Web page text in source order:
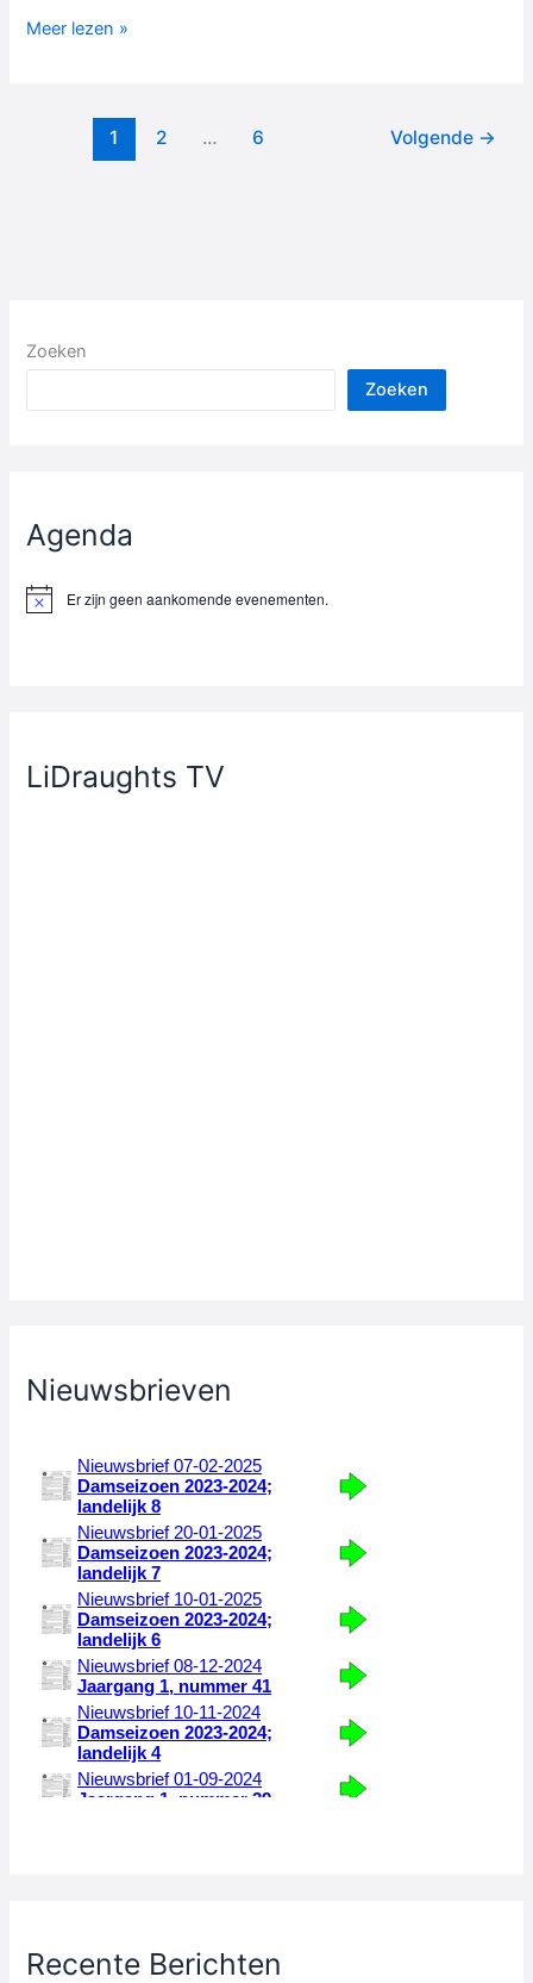
Drukbezocht
Meer lezen »
1 2 … 6 Volgende →
Zoeken
Zoeken
Agenda
B
Er zijn geen aankomende evenementen.
LiDraughts TV
Nieuwsbrieven
Recente Berichten